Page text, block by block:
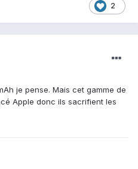
2
je pense. Mais cet gamme de
Apple donc ils sacrifient les